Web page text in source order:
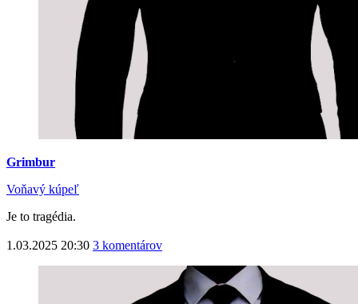
Grimbur
Voňavý kúpeľ
Je to tragédia.
1.03.2025 20:30 3 komentárov